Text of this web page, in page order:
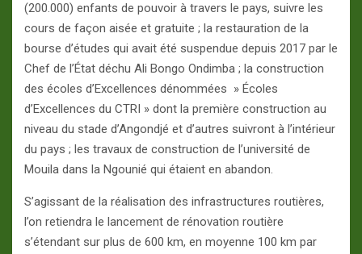
(200.000) enfants de pouvoir à travers le pays, suivre les
cours de façon aisée et gratuite ; la restauration de la
bourse d’études qui avait été suspendue depuis 2017 par le
Chef de l’État déchu Ali Bongo Ondimba ; la construction
des écoles d’Excellences dénommées » Écoles
d’Excellences du CTRI » dont la première construction au
niveau du stade d’Angondjé et d’autres suivront à l’intérieur
du pays ; les travaux de construction de l’université de
Mouila dans la Ngounié qui étaient en abandon.
S’agissant de la réalisation des infrastructures routières,
l’on retiendra le lancement de rénovation routière
s’étendant sur plus de 600 km, en moyenne 100 km par